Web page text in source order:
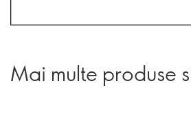
Mai multe produse